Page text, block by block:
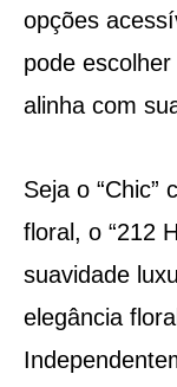
opções
pode
alinha com
Seja o “Chic”
floral, o “212
suavidade
elegância